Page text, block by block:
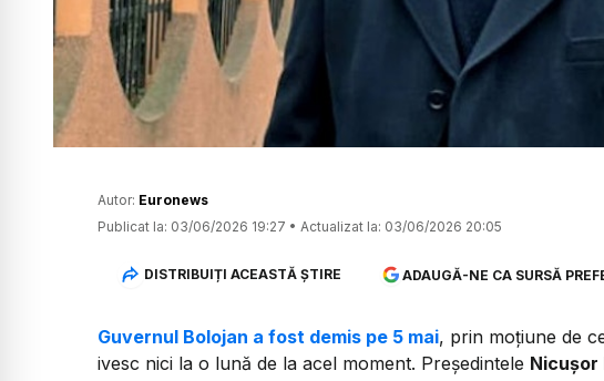
Autor: Euronews
Publicat la: 03/06/2026 19:27 • Actualizat la: 03/06/2026 20:05
DISTRIBUIȚI ACEASTĂ ȘTIRE ADAUGĂ-NE CA SURSĂ
Guvernul Bolojan a fost demis pe 5 mai, prin moțiune de
ivesc nici la o lună de la acel moment. Președintele Nicușor